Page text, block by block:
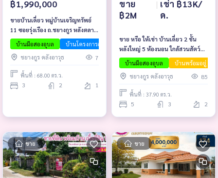
฿1,990,000
ขายบ้านเดี่ยว หมู่บ้านเจริญทรัพย์
11 ซอยรุ่งเรือง ถ.ชยางกูร หลังตลาด
ดอนกลาง จ.อุบลราชธานี
บ้านมือสองอุบล
บ้านโครงการอุบล
ชยางกูร คลังอาวุธ
7
พื้นที่ : 68.00 ตร.ว.
3 2 1
ขาย
฿2M
| เช่า ฿13K/
ด.
ขาย หรือ ให้เช่า บ้านเดี่ยว 2 ชั้น
หลังใหญ่ 5 ห้องนอน ใกล้สวนสัตว์
อุบล
บ้านมือสองอุบล
บ้านพร้อมอยู่
ชยางกูร คลังอาวุธ
85
พื้นที่ : 37.90 ตร.ว.
5 3 2
ขาย ขาย